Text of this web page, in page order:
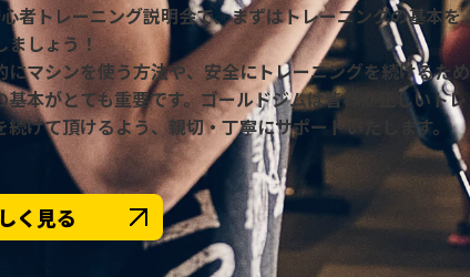
者トレーニング説明会で、まずはトレーニングの基本を
しょう！
にマシンを使う方法や、安全にトレーニングを続けるため
基本がとても重要です。ゴールドジムは皆様が正しいトレ
続けて頂けるよう、親切・丁寧にサポートいたします。
く見る